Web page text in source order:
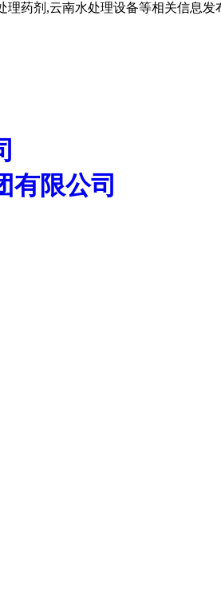
理药剂,云南水处理设备等相关信息发
有限公司